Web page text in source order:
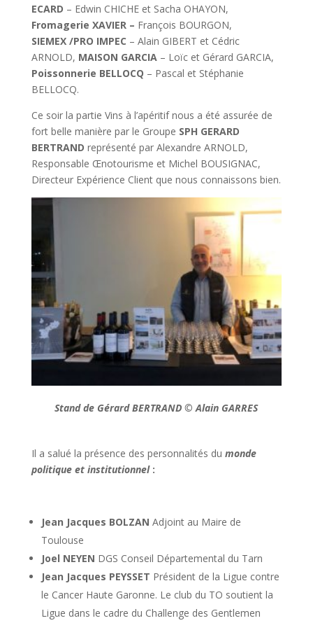
ECARD – Edwin CHICHE et Sacha OHAYON,
Fromagerie XAVIER – François BOURGON,
SIEMEX /PRO IMPEC – Alain GIBERT et Cédric
ARNOLD, MAISON GARCIA– Loïc et Gérard GARCIA,
Poissonnerie BELLOCQ – Pascal et Stéphanie
BELLOCQ.
Ce soir la partie Vins à l’apéritif nous a été assurée de
fort belle manière par le Groupe SPH GERARD
BERTRAND représenté par Alexandre ARNOLD,
Responsable Œnotourisme et Michel BOUSIGNAC,
Directeur Expérience Client que nous connaissons bien.
Stand de Gérard BERTRAND © Alain GARRES
Il a salué la présence des personnalités du monde
politique et institutionnel:
Jean Jacques BOLZAN Adjoint au Maire de
Toulouse
Joel NEYEN DGS Conseil Départemental du Tarn
Jean Jacques PEYSSET Président de la Ligue contre
le Cancer Haute Garonne. Le club du TO soutient la
Ligue dans le cadre du Challenge des Gentlemen